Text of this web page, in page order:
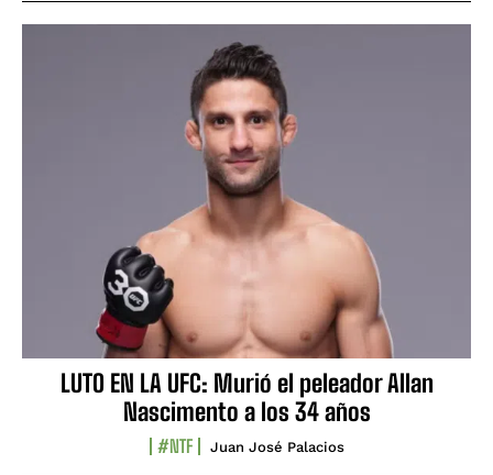
LUTO EN LA UFC: Murió el peleador Allan
Nascimento a los 34 años
#NTF Juan José Palacios